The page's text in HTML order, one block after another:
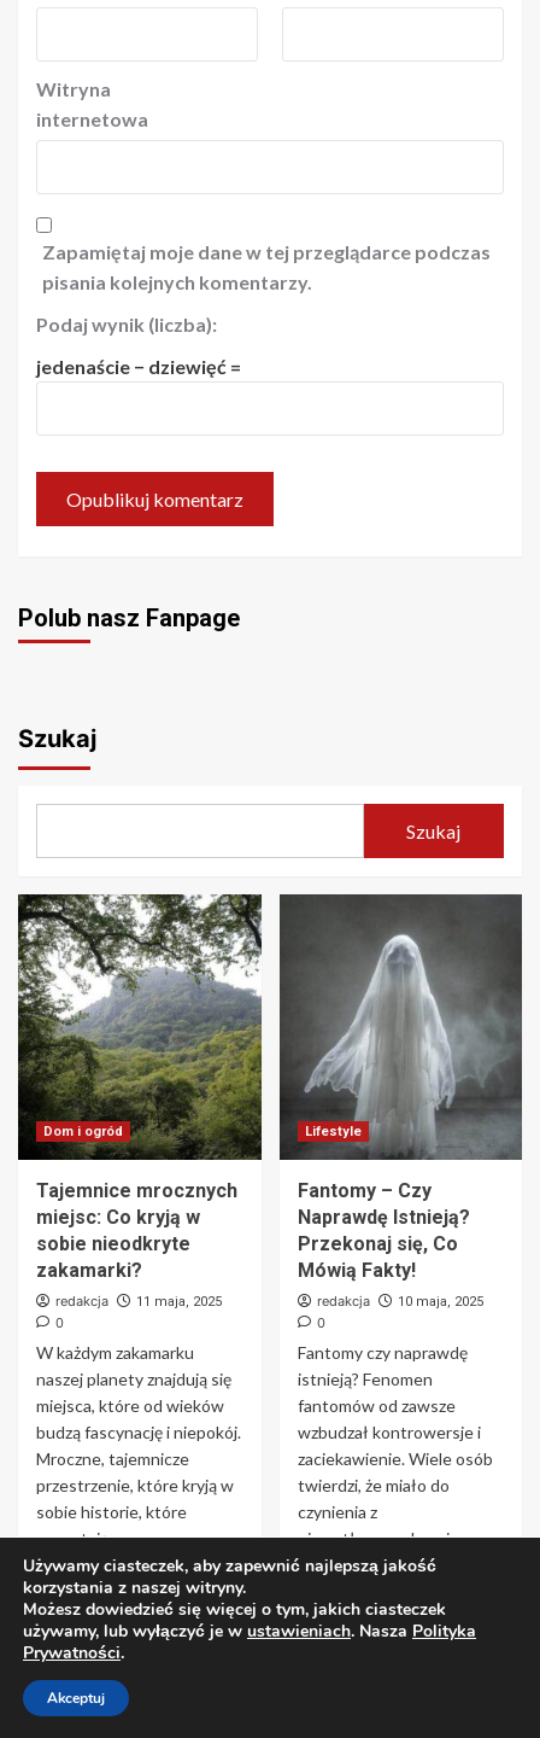
Witryna
internetowa
Zapamiętaj moje dane w tej przeglądarce podczas
pisania kolejnych komentarzy.
Podaj wynik (liczba):
jedenaście − dziewięć =
Polub nasz Fanpage
Szukaj
Szukaj
Dom i ogród
Tajemnice mrocznych
miejsc: Co kryją w
sobie nieodkryte
zakamarki?
redakcja 11 maja, 2025
0
W każdym zakamarku
naszej planety znajdują się
miejsca, które od wieków
budzą fascynację i niepokój.
Mroczne, tajemnicze
przestrzenie, które kryją w
sobie historie, które
pozostają...
Czytaj
Lifestyle
Fantomy – Czy
Naprawdę Istnieją?
Przekonaj się, Co
Mówią Fakty!
redakcja 10 maja, 2025
0
Fantomy czy naprawdę
istnieją? Fenomen
fantomów od zawsze
wzbudzał kontrowersje i
zaciekawienie. Wiele osób
twierdzi, że miało do
czynienia z
niewytłumaczalnymi
zjawiskami, które przypisuje
Czytaj
Używamy ciasteczek, aby zapewnić najlepszą jakość
korzystania z naszej witryny.
Możesz dowiedzieć się więcej o tym, jakich ciasteczek
używamy, lub wyłączyć je w ustawieniach. Nasza Polityka
Prywatności.
Akceptuj